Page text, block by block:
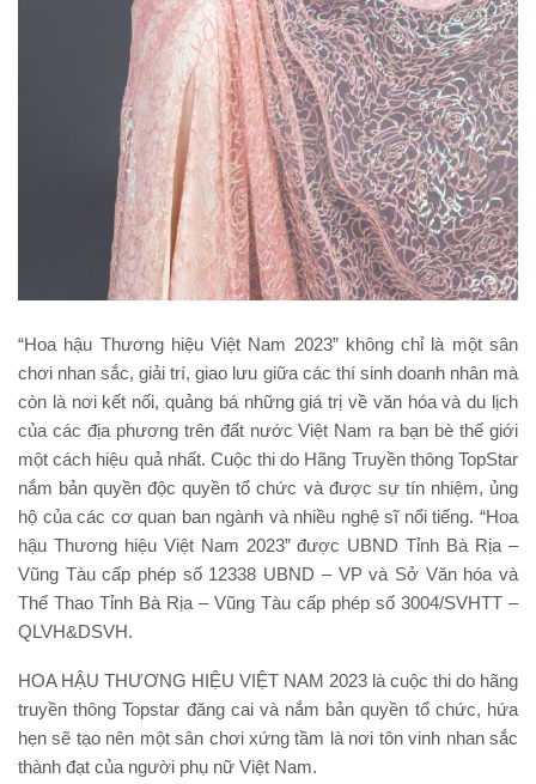
“Hoa hậu Thương hiệu Việt Nam 2023” không chỉ là một sân
chơi nhan sắc, giải trí, giao lưu giữa các thí sinh doanh nhân mà
còn là nơi kết nối, quảng bá những giá trị về văn hóa và du lịch
của các địa phương trên đất nước Việt Nam ra bạn bè thế giới
một cách hiệu quả nhất. Cuộc thi do Hãng Truyền thông TopStar
nắm bản quyền độc quyền tổ chức và được sự tín nhiệm, ủng
hộ của các cơ quan ban ngành và nhiều nghệ sĩ nổi tiếng. “Hoa
hậu Thương hiệu Việt Nam 2023” được UBND Tỉnh Bà Rịa –
Vũng Tàu cấp phép số 12338 UBND – VP và Sở Văn hóa và
Thể Thao Tỉnh Bà Rịa – Vũng Tàu cấp phép số 3004/SVHTT –
QLVH&DSVH.
HOA HẬU THƯƠNG HIỆU VIỆT NAM 2023 là cuộc thi do hãng
truyền thông Topstar đăng cai và nắm bản quyền tổ chức, hứa
hẹn sẽ tạo nên một sân chơi xứng tầm là nơi tôn vinh nhan sắc
thành đạt của người phụ nữ Việt Nam.